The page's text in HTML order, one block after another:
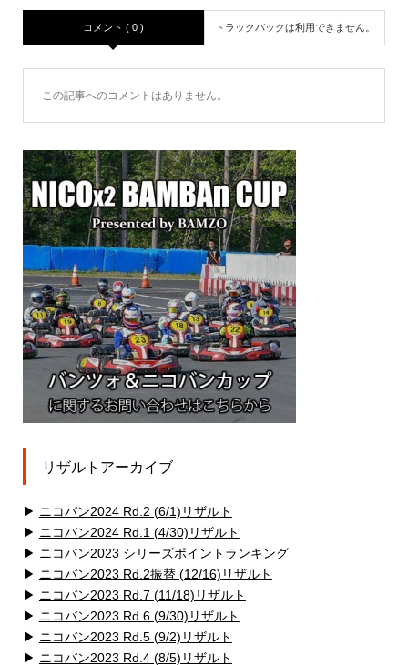
コメント ( 0 ) トラックバックは利用できません。
この記事へのコメントはありません。
リザルトアーカイブ
▶ ニコバン2024 Rd.2 (6/1)リザルト
▶ ニコバン2024 Rd.1 (4/30)リザルト
▶ ニコバン2023 シリーズポイントランキング
▶ ニコバン2023 Rd.2振替 (12/16)リザルト
▶ ニコバン2023 Rd.7 (11/18)リザルト
▶ ニコバン2023 Rd.6 (9/30)リザルト
▶ ニコバン2023 Rd.5 (9/2)リザルト
▶ ニコバン2023 Rd.4 (8/5)リザルト